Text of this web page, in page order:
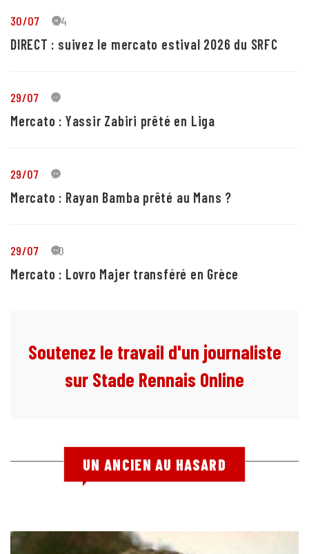
30/07 24
DIRECT : suivez le mercato estival 2026 du SRFC
29/07 5
Mercato : Yassir Zabiri prêté en Liga
29/07 1
Mercato : Rayan Bamba prêté au Mans ?
29/07 10
Mercato : Lovro Majer transféré en Grèce
Soutenez le travail d'un journaliste
sur Stade Rennais Online
UN ANCIEN AU HASARD